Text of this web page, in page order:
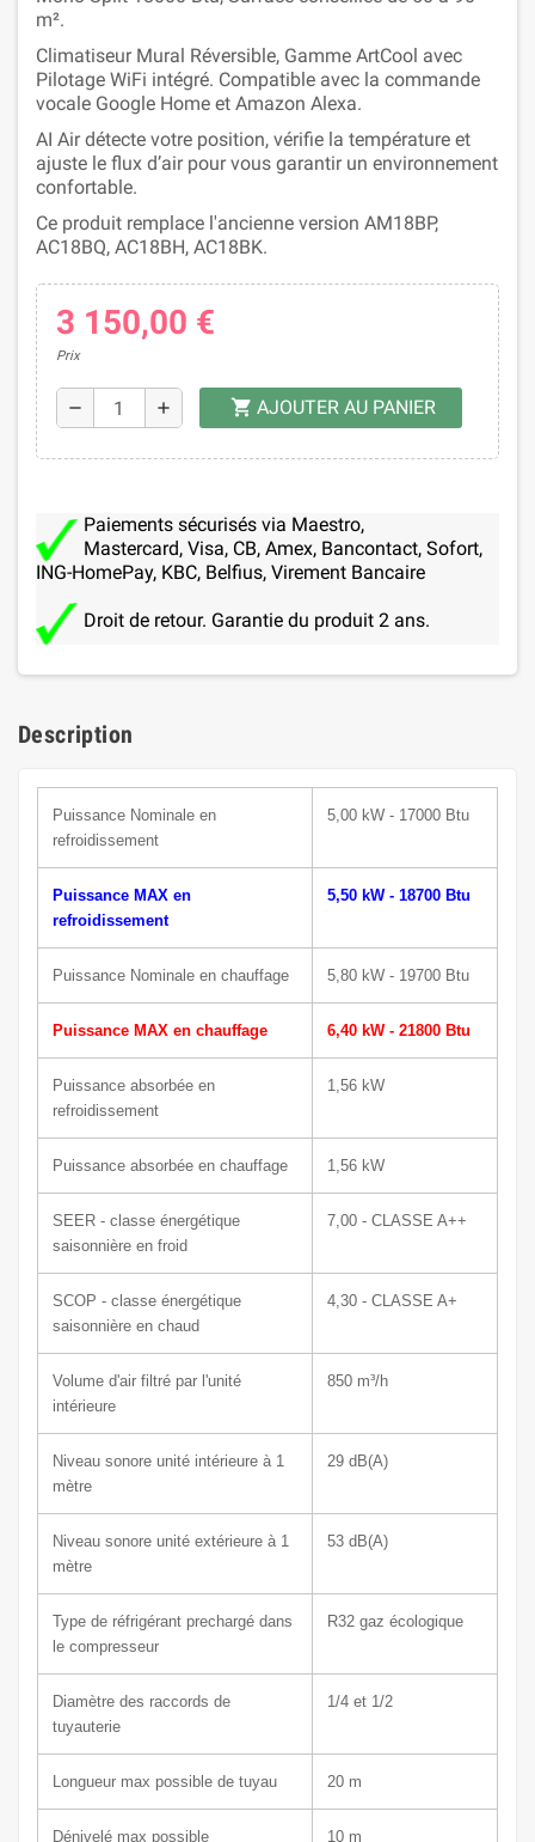
m².
Climatiseur Mural Réversible, Gamme ArtCool avec
Pilotage WiFi intégré. Compatible avec la commande
vocale Google Home et Amazon Alexa.
AI Air détecte votre position, vérifie la température et
ajuste le flux d’air pour vous garantir un environnement
confortable.
Ce produit remplace l'ancienne version AM18BP,
AC18BQ, AC18BH, AC18BK.
3 150,00 €
Prix
remove add shopping_cart AJOUTER AU PANIER
Paiements sécurisés via Maestro,
Mastercard, Visa, CB, Amex, Bancontact, Sofort,
ING-HomePay, KBC, Belfius, Virement Bancaire
Droit de retour. Garantie du produit 2 ans.
Description
Puissance Nominale en
refroidissement
5,00 kW - 17000 Btu
Puissance MAX en
refroidissement
5,50 kW - 18700 Btu
Puissance Nominale en chauffage 5,80 kW - 19700 Btu
Puissance MAX en chauffage 6,40 kW - 21800 Btu
Puissance absorbée en
refroidissement
1,56 kW
Puissance absorbée en chauffage 1,56 kW
SEER - classe énergétique
saisonnière en froid
7,00 - CLASSE A++
SCOP - classe énergétique
saisonnière en chaud
4,30 - CLASSE A+
Volume d'air filtré par l'unité
intérieure
850 m³/h
Niveau sonore unité intérieure à 1
mètre
29 dB(A)
Niveau sonore unité extérieure à 1
mètre
53 dB(A)
Type de réfrigérant prechargé dans
le compresseur
R32 gaz écologique
Diamètre des raccords de
tuyauterie
1/4 et 1/2
Longueur max possible de tuyau 20 m
Dénivelé max possible 10 m